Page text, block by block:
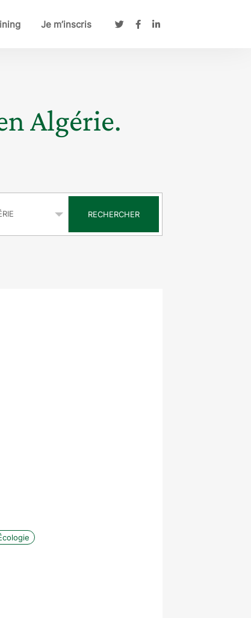
Je m’inscris
Algérie.
RECHERCHER